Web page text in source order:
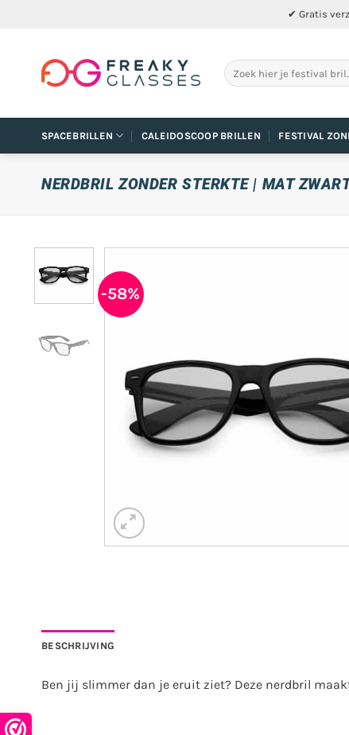
✔ Gratis
Zoeken
naar:
SPACEBRILLEN CALEIDOSCOOP BRILLEN FESTIVAL
NERDBRIL ZONDER STERKTE | MAT
-58%
BESCHRIJVING
Ben jij slimmer dan je eruit ziet? Deze nerdbril